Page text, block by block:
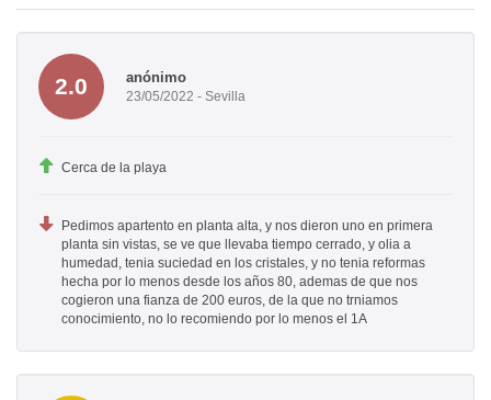
2.0 anónimo
23/05/2022 - Sevilla
Cerca de la playa
Pedimos apartento en planta alta, y nos dieron uno en primera
planta sin vistas, se ve que llevaba tiempo cerrado, y olia a
humedad, tenia suciedad en los cristales, y no tenia reformas
hecha por lo menos desde los años 80, ademas de que nos
cogieron una fianza de 200 euros, de la que no trniamos
conocimiento, no lo recomiendo por lo menos el 1A